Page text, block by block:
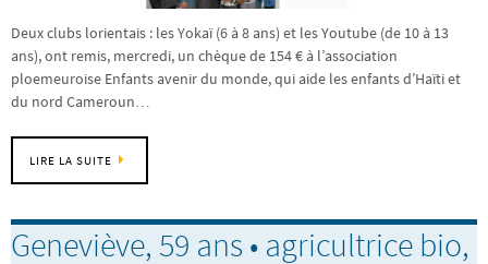
Deux clubs lorientais : les Yokaï (6 à 8 ans) et les Youtube (de 10 à 13
ans), ont remis, mercredi, un chèque de 154 € à l’association
ploemeuroise Enfants avenir du monde, qui aide les enfants d’Haïti et
du nord Cameroun…
LIRE LA SUITE
Geneviève, 59 ans • agricultrice bio,